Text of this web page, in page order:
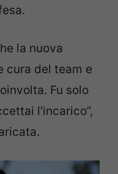
la nuova
cura del team e
Fu solo
l’incarico”,